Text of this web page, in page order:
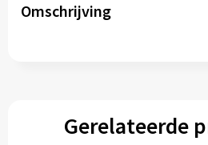
Omschrijving
Gerelateerde